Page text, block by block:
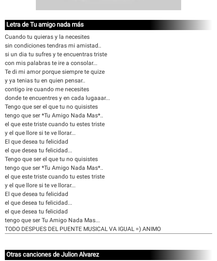
Letra de Tu amigo nada más
Cuando tu quieras y la necesites
sin condiciones tendras mi amistad..
si un dia tu sufres y te encuentras triste
con mis palabras te ire a consolar...
Te di mi amor porque siempre te quize
y ya tenias tu en quien pensar..
contigo ire cuando me necesites
donde te encuentres y en cada lugaaar...
Tengo que ser el que tu no quisistes
tengo que ser *Tu Amigo Nada Mas*..
el que este triste cuando tu estes triste
y el que llore si te ve llorar...
El que desea tu felicidad
el que desea tu felicidad...
Tengo que ser el que tu no quisistes
tengo que ser *Tu Amigo Nada Mas*..
el que este triste cuando tu estes triste
y el que llore si te ve llorar...
El que desea tu felicidad
el que desea tu felicidad...
el que desea tu felicidad
tengo que ser Tu Amigo Nada Mas...
TODO DESPUES DEL PUENTE MUSICAL VA IGUAL =) ANIMO
Otras canciones de Julion Alvarez